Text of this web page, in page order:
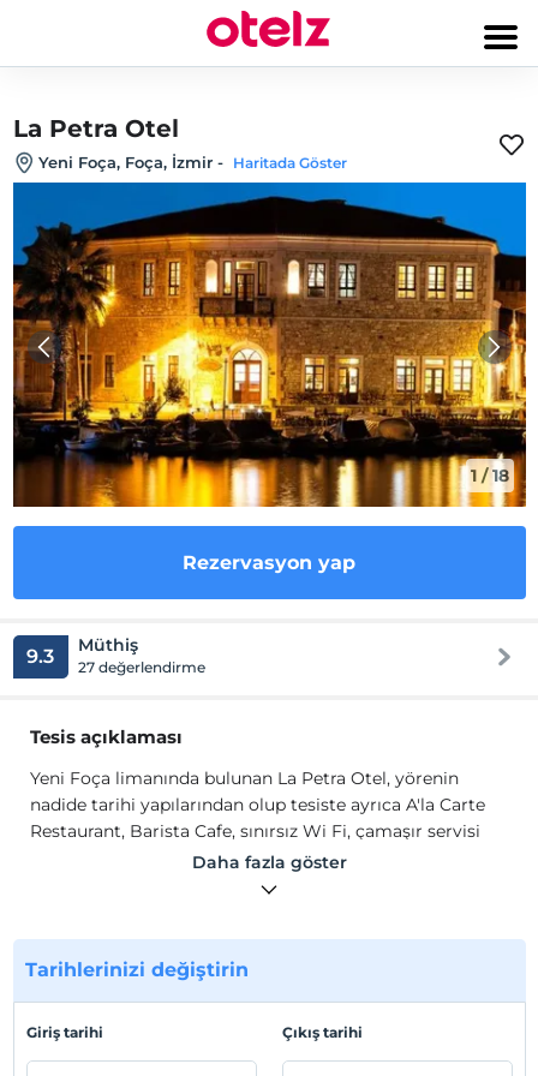
La Petra Otel
Yeni Foça, Foça, İzmir - Haritada Göster
1 /18
Rezervasyon yap
9.3 Müthiş
27 değerlendirme
Tesis açıklaması
Yeni Foça limanında bulunan La Petra Otel, yörenin
nadide tarihi yapılarından olup tesiste ayrıca A'la Carte
Restaurant, Barista Cafe, sınırsız Wi Fi, çamaşır servisi
mevcuttur. Tamamı French Bed yataklı ve her biri ayrı
ayrı konforlu odalarının yanı sıra, açık büfe kahvaltısı ile
Prenses ve De Lüx odalarının yanı sıra standart odalara
sahip otelde asansör bulunmakta olup, 25 butik odası ve
Yeni Foça Limanı'nda bulunan binamız 1870 yılında
Daha fazla göster
Tarihlerinizi değiştirin
Giriş tarihi Çıkış tarihi